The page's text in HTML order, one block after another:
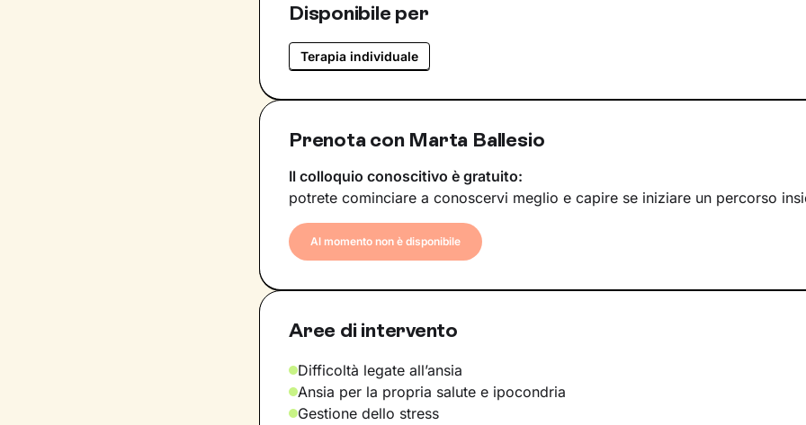
Disponibile per
Terapia individuale
Prenota con Marta Ballesio
Il colloquio conoscitivo è gratuito:
potrete cominciare a conoscervi meglio e capire se iniziare un percorso
Al momento non è disponibile
Aree di intervento
Difficoltà legate all’ansia
Ansia per la propria salute e ipocondria
Gestione dello stress